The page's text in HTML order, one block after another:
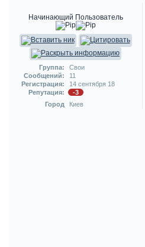
Начинающий Пользователь
Группа:
Свои
Сообщений:
11
Регистрация:
14 сентября 18
Репутация:
-3
Город
Киев